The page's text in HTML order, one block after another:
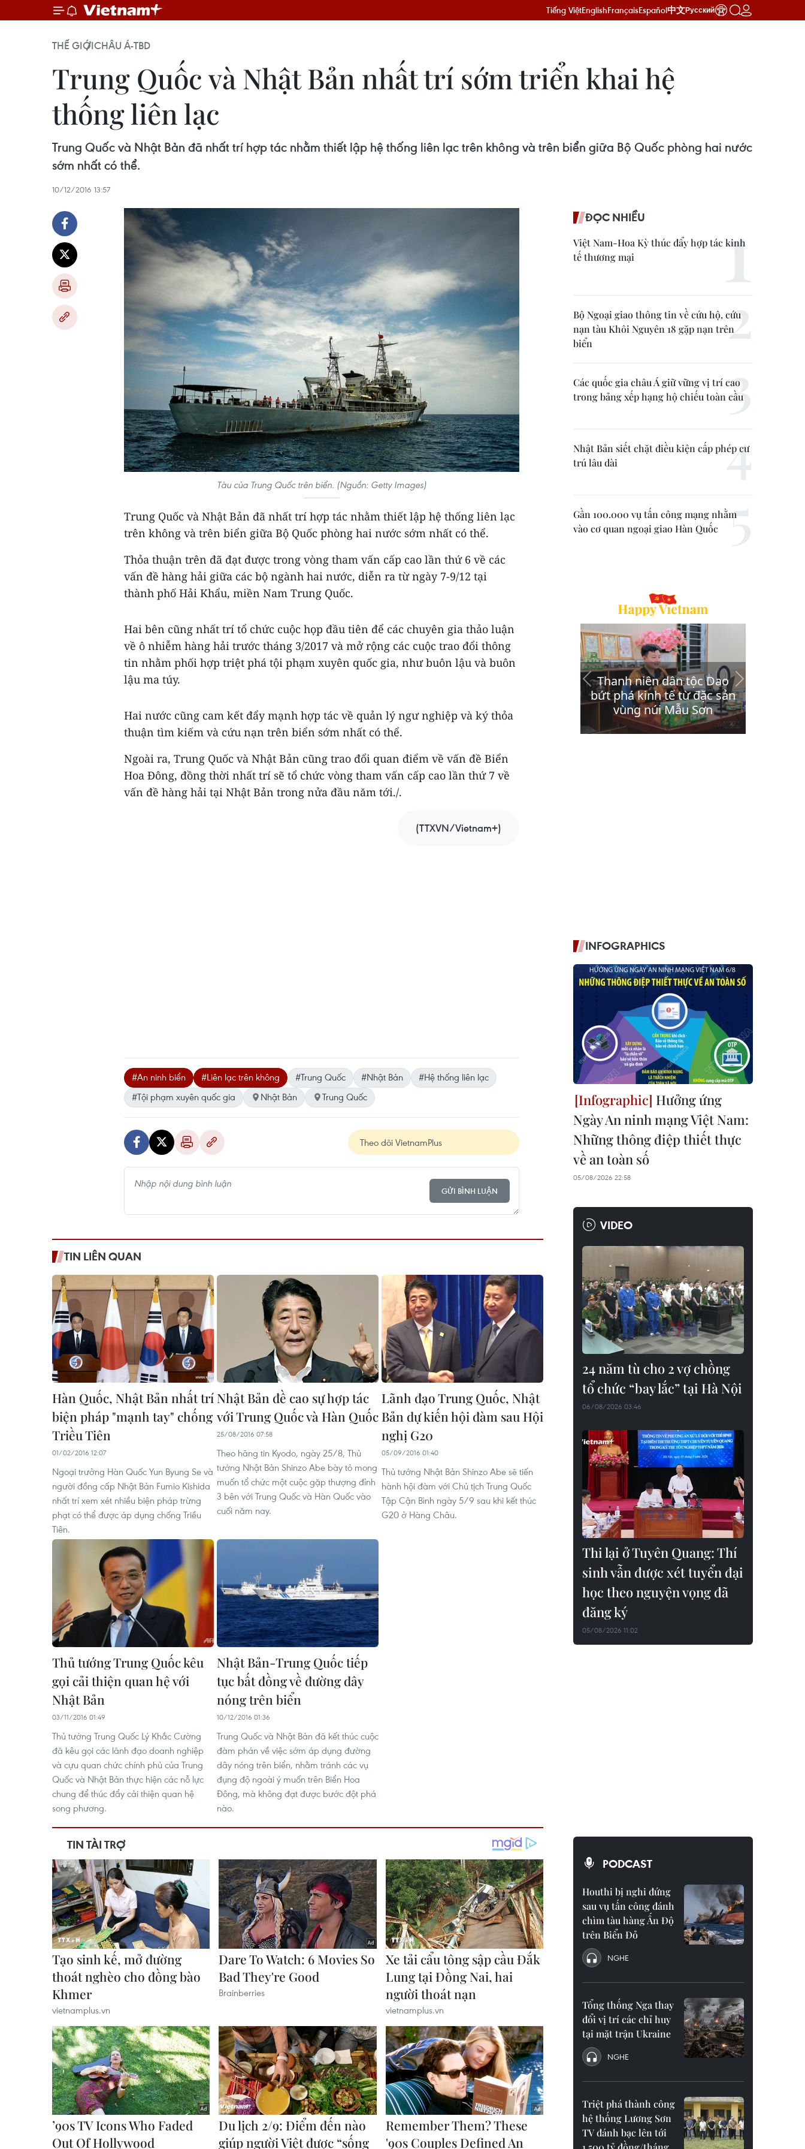
Tiếng ViệtEnglishFrançaisEspañol中文Русский
THẾ GIỚICHÂU Á-TBD
Trung Quốc và Nhật Bản nhất trí sớm triển khai hệ
thống liên lạc
Trung Quốc và Nhật Bản đã nhất trí hợp tác nhằm thiết lập hệ thống liên lạc trên không và trên biển giữa Bộ Quốc phòng hai nước
sớm nhất có thể.
10/12/2016 13:57
Tàu của Trung Quốc trên biển. (Nguồn: Getty Images)
Trung Quốc và Nhật Bản đã nhất trí hợp tác nhằm thiết lập hệ thống liên lạc
trên không và trên biển giữa Bộ Quốc phòng hai nước sớm nhất có thể.
Thỏa thuận trên đã đạt được trong vòng tham vấn cấp cao lần thứ 6 về các
vấn đề hàng hải giữa các bộ ngành hai nước, diễn ra từ ngày 7-9/12 tại
thành phố Hải Khẩu​, miền Nam Trung Quốc.
Hai bên cũng nhất trí tổ chức cuộc họp đầu tiên để các chuyên gia thảo luận
về ô nhiễm hàng hải trước tháng 3/2017 và mở rộng các cuộc trao đổi thông
tin nhằm phối hợp triệt phá tội phạm xuyên quốc gia, như buôn lậu và buôn
lậu ma túy.
Hai nước cũng cam kết đẩy mạnh hợp tác về quản lý ngư nghiệp và ký thỏa
thuận tìm kiếm và cứu nạn trên biển sớm nhất có thể.
Ngoài ra, Trung Quốc và Nhật Bản cũng trao đổi quan điểm về vấn đề Biển
Hoa Đông, đồng thời nhất trí sẽ tổ chức vòng tham vấn cấp cao lần thứ 7 về
vấn đề hàng hải tại Nhật Bản trong nửa đầu năm tới./.
(TTXVN/Vietnam+)
#An ninh biển #Liên lạc trên không #Trung Quốc #Nhật Bản
#Hệ thống liên lạc
#Tội phạm xuyên quốc gia
Nhật Bản Trung Quốc
Theo dõi VietnamPlus
GỬI BÌNH LUẬN
TIN LIÊN QUAN
Hàn Quốc, Nhật Bản nhất trí
biện pháp "mạnh tay" chống
Triều Tiên
01/02/2016 12:07
Ngoại trưởng Hàn Quốc Yun Byung Se và
người đồng cấp Nhật Bản Fumio Kishida
nhất trí xem xét nhiều biện pháp trừng
phạt có thể được áp dụng chống Triều
Tiên.
Nhật Bản đề cao sự hợp tác
với Trung Quốc và Hàn Quốc
25/08/2016 07:58
Theo hãng tin Kyodo, ngày 25/8, Thủ
tướng Nhật Bản Shinzo Abe bày tỏ mong
muốn tổ chức một cuộc gặp thượng đỉnh
3 bên với Trung Quốc và Hàn Quốc vào
cuối năm nay.
Lãnh đạo Trung Quốc, Nhật
Bản dự kiến hội đàm sau Hội
nghị G20
05/09/2016 01:40
Thủ tướng Nhật Bản Shinzo Abe sẽ tiến
hành hội đàm với Chủ tịch Trung Quốc
Tập Cận Bình ngày 5/9 sau khi kết thúc
G20 ở Hàng Châu.
Thủ tướng Trung Quốc kêu
gọi cải thiện quan hệ với
Nhật Bản
03/11/2016 01:49
Thủ tướng Trung Quốc Lý Khắc Cường
đã kêu gọi các lãnh đạo doanh nghiệp
và cựu quan chức chính phủ của Trung
Quốc và Nhật Bản thực hiện các nỗ lực
chung để thúc đẩy cải thiện quan hệ
song phương.
Nhật Bản-Trung Quốc tiếp
tục bất đồng về đường dây
nóng trên biển
10/12/2016 01:36
Trung Quốc và Nhật Bản đã kết thúc cuộc
đàm phán về việc sớm áp dụng đường
dây nóng trên biển, nhằm tránh các vụ
đụng độ ngoài ý muốn trên Biển Hoa
Đông, mà không đạt được bước đột phá
nào.
ĐỌC NHIỀU
Việt Nam-Hoa Kỳ thúc đẩy hợp tác kinh
tế thương mại
Bộ Ngoại giao thông tin về cứu hộ, cứu
nạn tàu Khôi Nguyên 18 gặp nạn trên
biển
Các quốc gia châu Á giữ vững vị trí cao
trong bảng xếp hạng hộ chiếu toàn cầu
Nhật Bản siết chặt điều kiện cấp phép cư
trú lâu dài
Gần 100.000 vụ tấn công mạng nhằm
vào cơ quan ngoại giao Hàn Quốc
INFOGRAPHICS
Hưởng ứng
Ngày An ninh mạng Việt Nam:
Những thông điệp thiết thực
về an toàn số
05/08/2026 22:58
VIDEO
24 năm tù cho 2 vợ chồng
tổ chức “bay lắc” tại Hà Nội
06/08/2026 03:46
Thi lại ở Tuyên Quang: Thí
sinh vẫn được xét tuyển đại
học theo nguyện vọng đã
đăng ký
05/08/2026 11:02
PODCAST
Houthi bị nghi đứng
sau vụ tấn công đánh
chìm tàu hàng Ấn Độ
trên Biển Đỏ
NGHE
Tổng thống Nga thay
đổi vị trí các chỉ huy
tại mặt trận Ukraine
NGHE
Triệt phá thành công
hệ thống Lương Sơn
TV đánh bạc lên tới